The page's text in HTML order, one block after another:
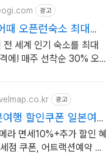
광고
때 오픈런숙소 최대
세계 인기 숙소를 최대
에! 매주 선착순 30% 오픈
광고
행 할인쿠폰 일본여행
가능
라 면세10%+추가 할인 혜
점 쿠폰, 어트랙션예약 일